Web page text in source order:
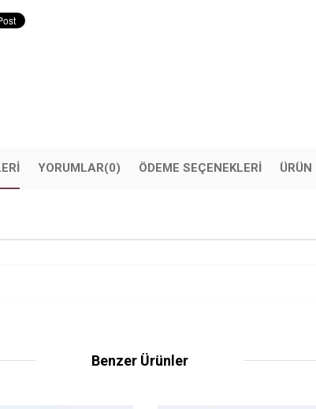
YORUMLAR(0) ÖDEME SEÇENEKLERI ÜRÜN
Benzer Ürünler